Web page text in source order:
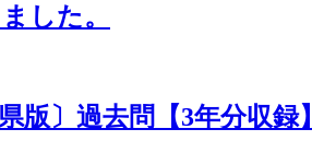
した。
版〕過去問【3年分収